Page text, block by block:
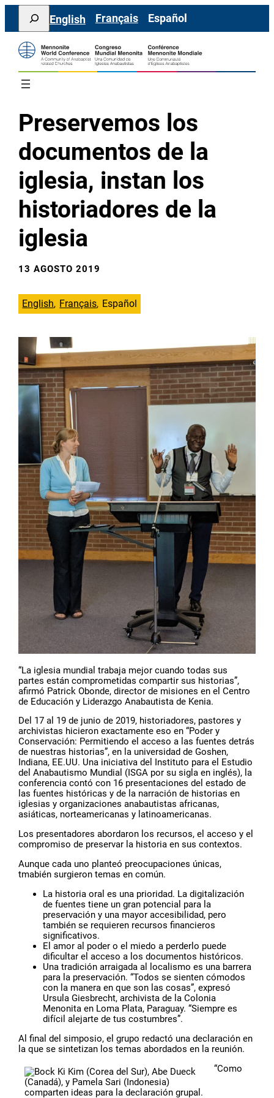
Saltar
contenido
Search
English Français Español
Preservemos los
documentos de la
iglesia, instan los
historiadores de la
iglesia
13 AGOSTO 2019
English Français Español
“La iglesia mundial trabaja mejor cuando todas sus
partes están comprometidas compartir sus historias”,
afirmó Patrick Obonde, director de misiones en el Centro
de Educación y Liderazgo Anabautista de Kenia.
Del 17 al 19 de junio de 2019, historiadores, pastores y
archivistas hicieron exactamente eso en “Poder y
Conservación: Permitiendo el acceso a las fuentes detrás
de nuestras historias”, en la universidad de Goshen,
Indiana, EE.UU. Una iniciativa del Instituto para el Estudio
del Anabautismo Mundial (ISGA por su sigla en inglés), la
conferencia contó con 16 presentaciones del estado de
las fuentes históricas y de la narración de historias en
iglesias y organizaciones anabautistas africanas,
asiáticas, norteamericanas y latinoamericanas.
Los presentadores abordaron los recursos, el acceso y el
compromiso de preservar la historia en sus contextos.
Aunque cada uno planteó preocupaciones únicas,
tmabién surgieron temas en común.
La historia oral es una prioridad. La digitalización
de fuentes tiene un gran potencial para la
preservación y una mayor accesibilidad, pero
también se requieren recursos financieros
significativos.
El amor al poder o el miedo a perderlo puede
dificultar el acceso a los documentos históricos.
Una tradición arraigada al localismo es una barrera
para la preservación. “Todos se sienten cómodos
con la manera en que son las cosas”, expresó
Ursula Giesbrecht, archivista de la Colonia
Menonita en Loma Plata, Paraguay. “Siempre es
difícil alejarte de tus costumbres”.
Al final del simposio, el grupo redactó una declaración en
la que se sintetizan los temas abordados en la reunión.
“Como